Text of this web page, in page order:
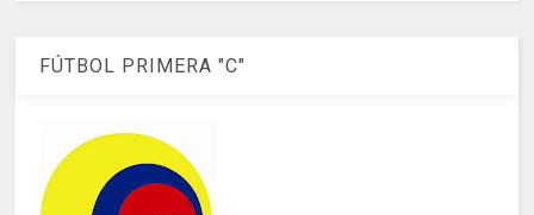
FÚTBOL PRIMERA "C"